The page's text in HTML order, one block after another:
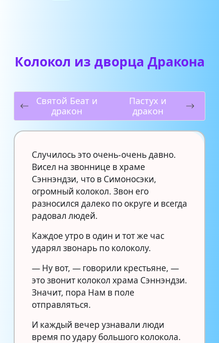
Колокол из дворца Дракона
Святой Беат и
дракон
Пастух и
дракон
Случилось это очень-очень давно.
Висел на звоннице в храме
Сэннэндзи, что в Симоносэки,
огромный колокол. Звон его
разносился далеко по округе и всегда
радовал людей.
Каждое утро в один и тот же час
ударял звонарь по колоколу.
— Ну вот, — говорили крестьяне, —
это звонит колокол храма Сэннэндзи.
Значит, пора Нам в поле
отправляться.
И каждый вечер узнавали люди
время по удару большого колокола.